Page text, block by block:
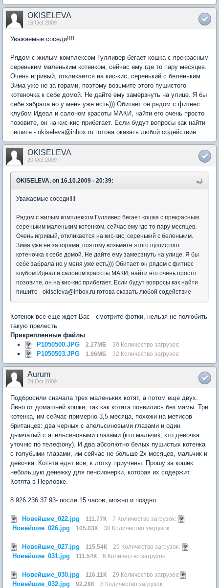
OKISELEVA
16 Oct 2009
Уважаемые соседи!!!!
Рядом с жилым комплексом Гулливер бегает кошка с прекрасным
сереньким маленьким котенком, сейчас ему где то пару месяцев.
Очень игривый, откликается на кис-кис, серенький с беленьким.
Зима уже не за горами, поэтому возьмите этого пушистого
котеночка к себе домой. Не дайте ему замерзнуть на улице. Я бы
себе забрала но у меня уже есть))) Обитает он рядом с фитнес
клубом Идеал и салоном красоты МАКИ, найти его очень просто
позовите, он на кис-кис прибегает. Если будут вопросы как найти
пишите - okiseleva@inbox.ru готова оказать любой содействие
OKISELEVA
20 Oct 2009
OKISELEVA, on 16.10.2009 - 20:39:
Уважаемые соседи!!!!
Рядом с жилым комплексом Гулливер бегает кошка с прекрасным
сереньким маленьким котенком, сейчас ему где то пару месяцев.
Очень игривый, откликается на кис-кис, серенький с беленьким.
Зима уже не за горами, поэтому возьмите этого пушистого
котеночка к себе домой. Не дайте ему замерзнуть на улице. Я бы
себе забрала но у меня уже есть))) Обитает он рядом с фитнес
клубом Идеал и салоном красоты МАКИ, найти его очень просто
позовите, он на кис-кис прибегает. Если будут вопросы как найти
пишите - okiseleva@inbox.ru готова оказать любой содействие
Котенок все еще ждет Вас - смотрите фотки, нельзя не полюбить
такую прелесть
Прикрепленные файлы
P1050500.JPG
2.27МБ 30 Количество загрузок:
P1050503.JPG 1.96МБ 32 Количество загрузок:
Aurum
24 Oct 2009
Подбросили сначала трех маленьких котят, а потом еще двух.
Явно от домашней кошки, так как котята появились без мамы. Три
котенка, им сейчас примерно 3,5 месяца, похожи на метисов
британцев: два черных с апельсиновыми глазами и один
дымчатый с апельсиновыми глазами (кто мальчик, кто девочка
уточню по телефону). И два абсолютно белых пушистых котенка
с голубыми глазами, им сейчас не больше 2х месяцев, мальчик и
девочка. Котята едят все, к лотку приучены. Прошу за кошек
небольшую денежку для пенсионерки, которая их содержит.
Котята в Перловке.
8 926 236 37 93- после 15 часов, можно и поздно.
Новейшие_022.jpg 111.77К 7 Количество загрузок:
Новейшие_026.jpg 105.03К 30 Количество загрузок:
Новейшие_027.jpg 115.54К 29 Количество загрузок:
Новейшие_031.jpg 111.54К 6 Количество загрузок:
Новейшие_030.jpg 116.11К 29 Количество загрузок:
Новейшие_032.jpg 92.28К 8 Количество загрузок: